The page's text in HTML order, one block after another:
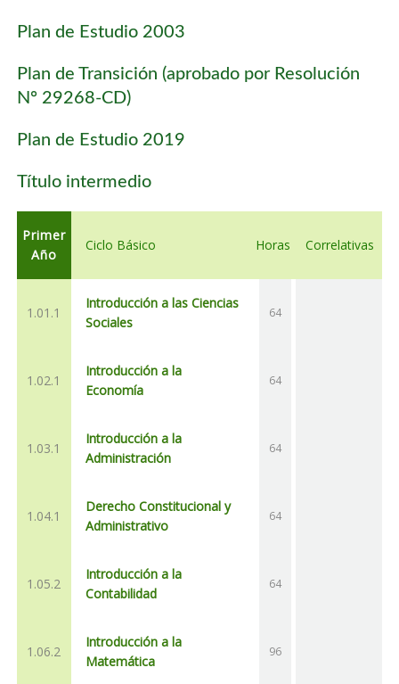
Plan de Estudio 2003
Plan de Transición (aprobado por Resolución
Nº 29268-CD)
Plan de Estudio 2019
Título intermedio
Primer
Año
Ciclo Básico Horas Correlativas
1.01.1
Introducción a las Ciencias
Sociales
64
1.02.1
Introducción a la
Economía
64
1.03.1
Introducción a la
Administración
64
1.04.1
Derecho Constitucional y
Administrativo
64
1.05.2
Introducción a la
Contabilidad
64
1.06.2
Introducción a la
Matemática
96